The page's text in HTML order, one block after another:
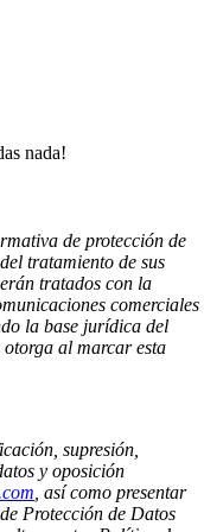
nada!
de protección de
tratamiento de sus
tratados con la
comerciales
la base jurídica del
otorga al marcar esta
supresión,
y oposición
, así como presentar
Protección de Datos